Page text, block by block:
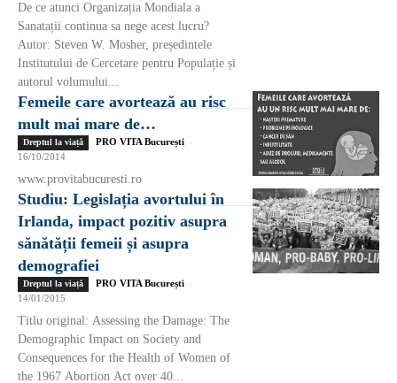
De ce atunci Organizația Mondiala a
Sanatații continua sa nege acest lucru?
Autor: Steven W. Mosher, președintele
Institutului de Cercetare pentru Populație și
autorul volumului...
Femeile care avortează au risc
mult mai mare de…
Dreptul la viață PRO VITA București -
16/10/2014
www.provitabucuresti.ro
Studiu: Legislația avortului în
Irlanda, impact pozitiv asupra
sănătății femeii și asupra
demografiei
Dreptul la viață PRO VITA București -
14/01/2015
Titlu original: Assessing the Damage: The
Demographic Impact on Society and
Consequences for the Health of Women of
the 1967 Abortion Act over 40...